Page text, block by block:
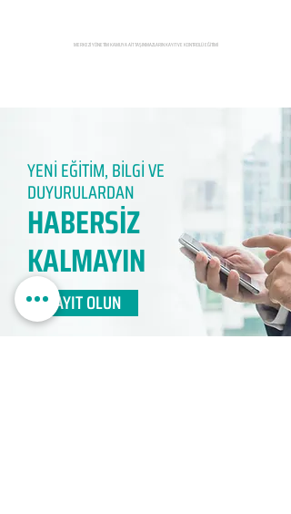
MERKEZİ YÖNETİM KAMUYA AİT TAŞINMAZLARIN KAYIT VE KONTROLÜ EĞİTİMİ
YENİ EĞİTİM, BİLGİ VE
DUYURULARDAN
HABERSİZ
KALMAYIN​
KAYIT OLUN